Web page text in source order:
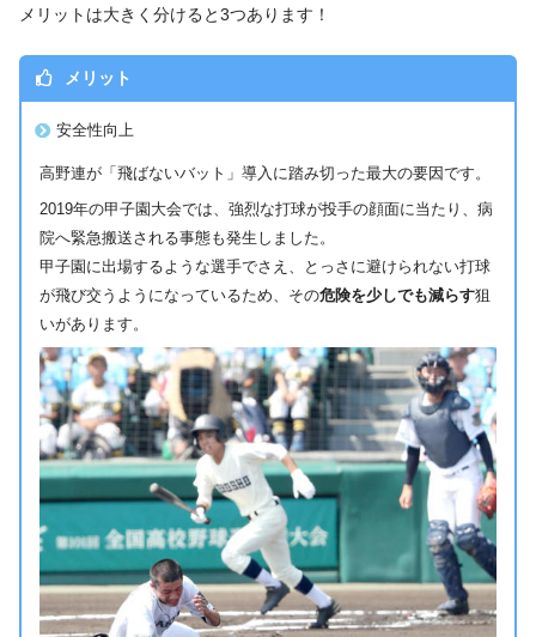
メリットは大きく分けると3つあります！
メリット
安全性向上
高野連が「飛ばないバット」導入に踏み切った最大の要因です。
2019年の甲子園大会では、強烈な打球が投手の顔面に当たり、病
院へ緊急搬送される事態も発生しました。
甲子園に出場するような選手でさえ、とっさに避けられない打球
が飛び交うようになっているため、その危険を少しでも減らす狙
いがあります。